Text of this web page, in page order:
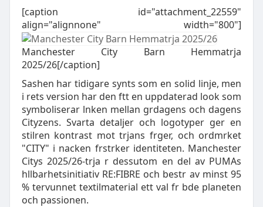
[caption id="attachment_22559"
align="alignnone" width="800"]
Manchester City Barn Hemmatrja
2025/26[/caption]
Sashen har tidigare synts som en solid linje, men
i rets version har den ftt en uppdaterad look som
symboliserar lnken mellan grdagens och dagens
Cityzens. Svarta detaljer och logotyper ger en
stilren kontrast mot trjans frger, och ordmrket
"CITY" i nacken frstrker identiteten. Manchester
Citys 2025/26-trja r dessutom en del av PUMAs
hllbarhetsinitiativ RE:FIBRE och bestr av minst 95
% tervunnet textilmaterial ett val fr bde planeten
och passionen.